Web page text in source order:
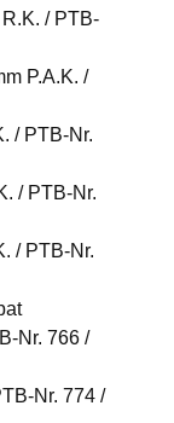
/ PTB-
P.A.K. /
/ PTB-Nr.
/ PTB-Nr.
/ PTB-Nr.
Nr. 766 /
Nr. 774 /